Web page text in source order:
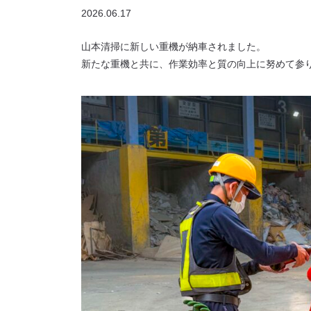
2026.06.17
山本清掃に新しい重機が納車されました。
新たな重機と共に、作業効率と質の向上に努めて参